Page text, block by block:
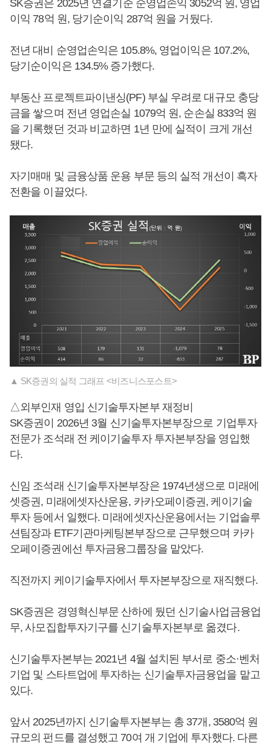
SK증권은 2025년 연결기준 순영업손익 3052억 원, 영업
이익 78억 원, 당기순이익 287억 원을 거뒀다.
전년 대비 순영업손익은 105.8%, 영업이익은 107.2%,
당기순이익은 134.5% 증가했다.
부동산 프로젝트파이낸싱(PF) 부실 우려로 대규모 충당
금을 쌓으며 전년 영업손실 1079억 원, 순손실 833억 원
을 기록했던 것과 비교하면 1년 만에 실적이 크게 개선
됐다.
자기매매 및 금융상품 운용 부문 등의 실적 개선이 흑자
전환을 이끌었다.
▲ SK증권의 실적 그래프 <비즈니스포스트>
△외부인재 영입 신기술투자본부 재정비
SK증권이 2026년 3월 신기술투자본부장으로 기업투자
전문가 조석래 전 케이기술투자 투자본부장을 영입했
다.
신임 조석래 신기술투자본부장은 1974년생으로 미래에
셋증권, 미래에셋자산운용, 카카오페이증권, 케이기술
투자 등에서 일했다. 미래에셋자산운용에서는 기업솔루
션팀장과 ETF기관마케팅본부장으로 근무했으며 카카
오페이증권에선 투자금융그룹장을 맡았다.
직전까지 케이기술투자에서 투자본부장으로 재직했다.
SK증권은 경영혁신부문 산하에 뒀던 신기술사업금융업
무, 사모집합투자기구를 신기술투자본부로 옮겼다.
신기술투자본부는 2021년 4월 설치된 부서로 중소·벤처
기업 및 스타트업에 투자하는 신기술투자금융업을 맡고
있다.
앞서 2025년까지 신기술투자본부는 총 37개, 3580억 원
규모의 펀드를 결성했고 70여 개 기업에 투자했다. 다른